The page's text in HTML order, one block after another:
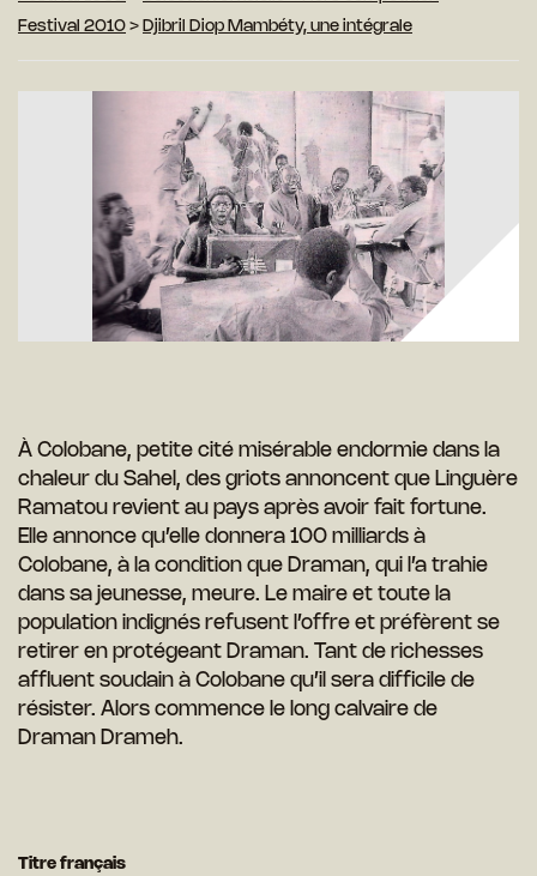
Festival 2010 > Djibril Diop Mambéty, une intégrale
À Colobane, petite cité misérable endormie dans la
chaleur du Sahel, des griots annoncent que Linguère
Ramatou revient au pays après avoir fait fortune.
Elle annonce qu’elle donnera 100 milliards à
Colobane, à la condition que Draman, qui l’a trahie
dans sa jeunesse, meure. Le maire et toute la
population indignés refusent l’offre et préfèrent se
retirer en protégeant Draman. Tant de richesses
affluent soudain à Colobane qu’il sera difficile de
résister. Alors commence le long calvaire de
Draman Drameh.
Titre français